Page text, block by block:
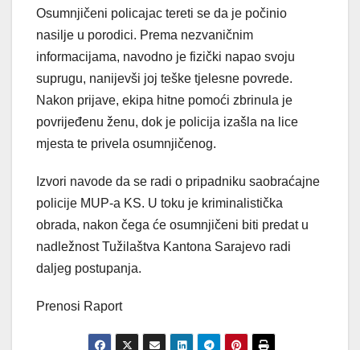
Osumnjičeni policajac tereti se da je počinio
nasilje u porodici. Prema nezvaničnim
informacijama, navodno je fizički napao svoju
suprugu, nanijevši joj teške tjelesne povrede.
Nakon prijave, ekipa hitne pomoći zbrinula je
povrijeđenu ženu, dok je policija izašla na lice
mjesta te privela osumnjičenog.
Izvori navode da se radi o pripadniku saobraćajne
policije MUP-a KS. U toku je kriminalistička
obrada, nakon čega će osumnjičeni biti predat u
nadležnost Tužilaštva Kantona Sarajevo radi
daljeg postupanja.
Prenosi Raport